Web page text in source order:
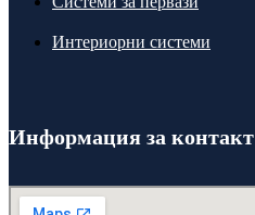
Интериорни системи
Информация за контакт